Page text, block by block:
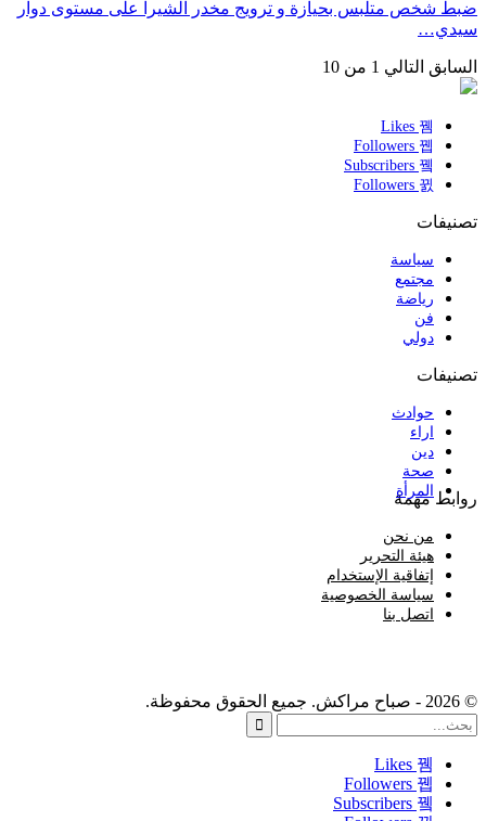
ضبط شخص متلبس بحيازة و ترويج مخدر الشيرا على مستوى دوار
سيدي…
السابق التالي 1 من 10
تصنيفات
سياسة
مجتمع
رياضة
فن
دولي
تصنيفات
حوادث
اراء
دين
صحة
المرأة
روابط مهمة
من نحن
هيئة التحرير
إتفاقية الإستخدام
سياسة الخصوصية
اتصل بنا
© 2026 - صباح مراكش. جميع الحقوق محفوظة.